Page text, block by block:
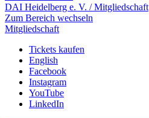
DAI Heidelberg e. V. / Mitgliedschaft
Zum Bereich wechseln
Mitgliedschaft
Tickets kaufen
English
Facebook
Instagram
YouTube
LinkedIn